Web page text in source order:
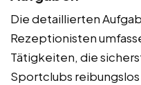
Die detaillierten
Rezeptionisten
Tätigkeiten, die
Sportclubs